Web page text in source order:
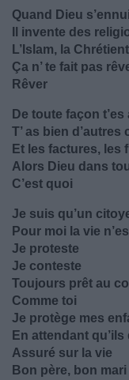
Quand Dieu
Il invente des
L’Islam, la
Ça n’ te fait pas
Rêver
De toute façon t’es
T’ as bien
Et les factures, les
Alors Dieu dans
C’est quoi
Je suis qu’un
Pour moi la vie
Je proteste
Je conteste
Toujours prêt au
Comme toi
Je protège mes
En attendant
Assuré sur la vie
Bon père, bon mari